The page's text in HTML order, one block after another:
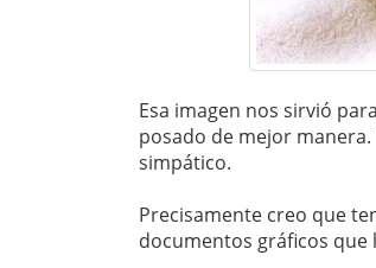
Esa imagen nos sirvió
posado de mejor
simpático.
Precisamente creo que
documentos gráficos